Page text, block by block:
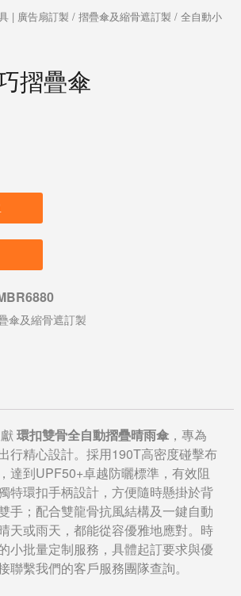
| 廣告扇訂製 / 摺疊傘及縮骨遮訂製 / 全自動小
摺疊傘
傘及縮骨遮訂製
環扣雙骨全自動摺疊晴雨傘，專為
行精心設計。採用190T高密度碰擊布
達到UPF50+卓越防曬標準，有效阻
特環扣手柄設計，方便隨時懸掛於背
手；配合雙龍骨抗風結構及一鍵自動
天或雨天，都能從容優雅地應對。時
小批量定制服務，具體起訂要求與優
聯繫我們的客戶服務團隊查詢。